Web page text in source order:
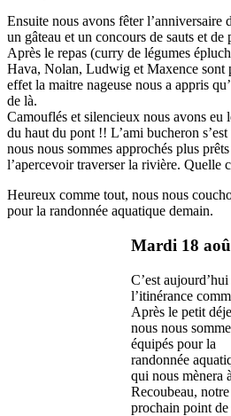
Ensuite nous avons fêter l’anniversaire
un gâteau et un concours de sauts et de
Après le repas (curry de légumes
Hava, Nolan, Ludwig et Maxence sont
effet la maitre nageuse nous a appris
de là.
Camouflés et silencieux nous avons
du haut du pont !! L’ami bucheron
nous nous sommes approchés plus
l’apercevoir traverser la rivière. Quelle
Heureux comme tout, nous nous
pour la randonnée aquatique demain.
Mardi 18
C’est
l’itinérance
Après le petit
nous nous
équipés pour la
randonnée
qui nous mènera à
Recoubeau, notre
prochain point de